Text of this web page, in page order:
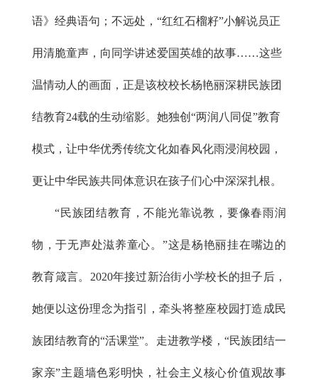
语》经典语句；不远处，“红红石榴籽”小解说员正
用清脆童声，向同学讲述爱国英雄的故事……这些
温情动人的画面，正是该校校长杨艳丽深耕民族团
结教育24载的生动缩影。她独创“两润八同促”教育
模式，让中华优秀传统文化如春风化雨浸润校园，
更让中华民族共同体意识在孩子们心中深深扎根。
“民族团结教育，不能光靠说教，要像春雨润
物，于无声处滋养童心。”这是杨艳丽挂在嘴边的
教育箴言。2020年接过新治街小学校长的担子后，
她便以这份理念为指引，牵头将整座校园打造成民
族团结教育的“活课堂”。走进教学楼，“民族团结一
家亲”主题墙色彩明快，社会主义核心价值观故事